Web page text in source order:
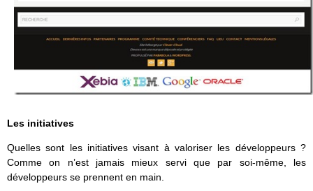
Les initiatives
Quelles sont les initiatives visant à valoriser les développeurs ?
Comme on n’est jamais mieux servi que par soi-même, les
développeurs se prennent en main.